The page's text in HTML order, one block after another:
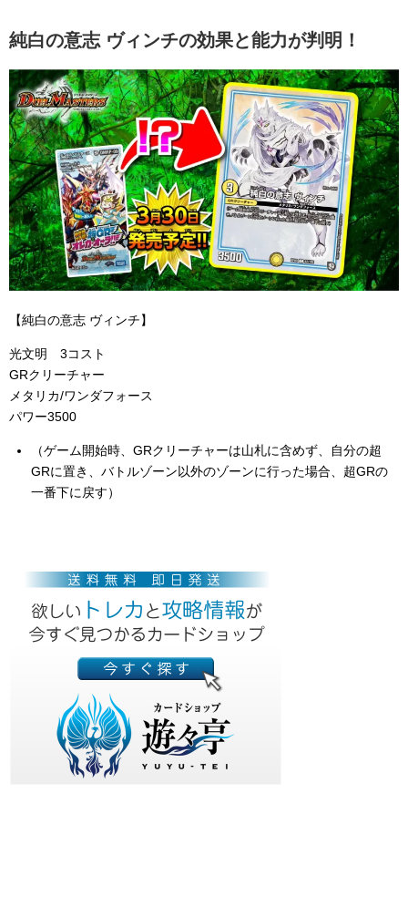
純白の意志 ヴィンチの効果と能力が判明！
【純白の意志 ヴィンチ】
光文明 3コスト
GRクリーチャー
メタリカ/ワンダフォース
パワー3500
（ゲーム開始時、GRクリーチャーは山札に含めず、自分の超
GRに置き、バトルゾーン以外のゾーンに行った場合、超GRの
一番下に戻す）